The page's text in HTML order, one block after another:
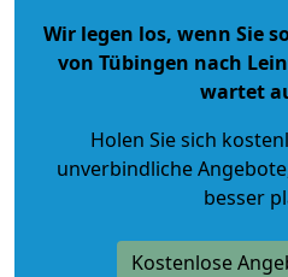
Wir legen los, wenn Sie
von Tübingen nach
wartet
Holen Sie sich
unverbindliche Angebote
besser
Kostenlose